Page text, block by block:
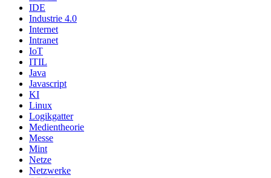
IDE
Industrie 4.0
Internet
Intranet
IoT
ITIL
Java
Javascript
KI
Linux
Logikgatter
Medientheorie
Messe
Mint
Netze
Netzwerke